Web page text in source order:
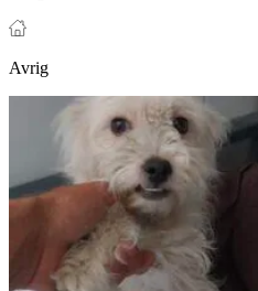
Avrig